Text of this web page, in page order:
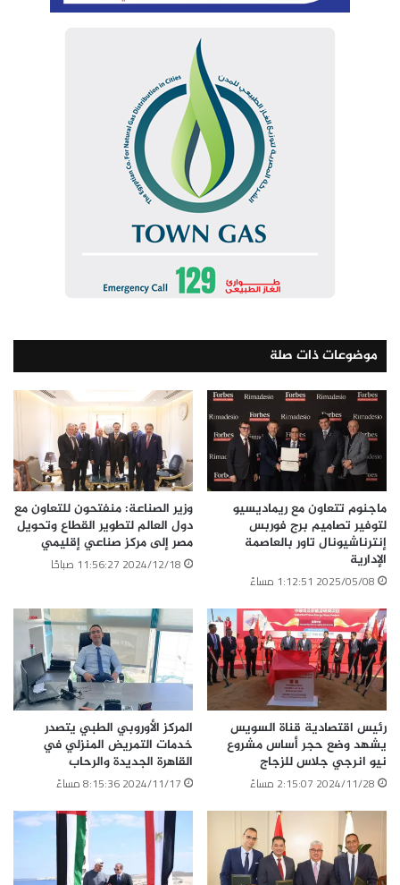
موضوعات ذات صلة
ماجنوم تتعاون مع ريماديسيو
لتوفير تصاميم برج فوربس
إنترناشيونال تاور بالعاصمة
الإدارية
2025/05/08 1:12:51 مساءً
وزير الصناعة: منفتحون للتعاون مع
دول العالم لتطوير القطاع وتحويل
مصر إلى مركز صناعي إقليمي
2024/12/18 11:56:27 صباحًا
رئيس اقتصادية قناة السويس
يشهد وضع حجر أساس مشروع
نيو انرجي جلاس للزجاج
2024/11/28 2:15:07 مساءً
المركز الأوروبي الطبي يتصدر
خدمات التمريض المنزلي في
القاهرة الجديدة والرحاب
2024/11/17 8:15:36 مساءً